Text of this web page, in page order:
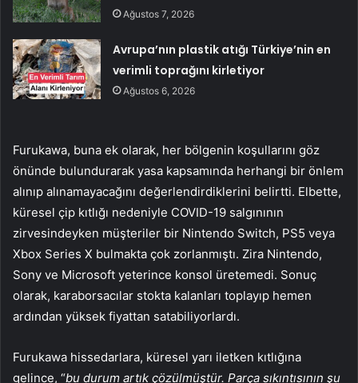
Ağustos 7, 2026
Avrupa’nın plastik atığı Türkiye’nin en
verimli toprağını kirletiyor
Ağustos 6, 2026
Furukawa, buna ek olarak, her bölgenin koşullarını göz
önünde bulundurarak yasa kapsamında herhangi bir önlem
alınıp alınamayacağını değerlendirdiklerini belirtti. Elbette,
küresel çip kıtlığı nedeniyle COVID-19 salgınının
zirvesindeyken müşteriler bir Nintendo Switch, PS5 veya
Xbox Series X bulmakta çok zorlanmıştı. Zira Nintendo,
Sony ve Microsoft yeterince konsol üretemedi. Sonuç
olarak, karaborsacılar stokta kalanları toplayıp hemen
ardından yüksek fiyattan satabiliyorlardı.
Furukawa hissedarlara, küresel yarı iletken kıtlığına
gelince, “bu durum artık çözülmüştür. Parça sıkıntısının şu